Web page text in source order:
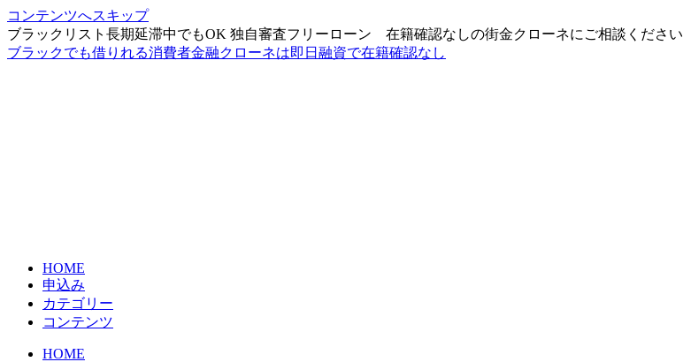
コンテンツへスキップ
ブラックリスト長期延滞中でもOK 独自審査フリーローン 在籍確認なしの街金クローネにご相談ください
ブラックでも借りれる消費者金融クローネは即日融資で在籍確認なし
HOME
申込み
カテゴリー
コンテンツ
HOME